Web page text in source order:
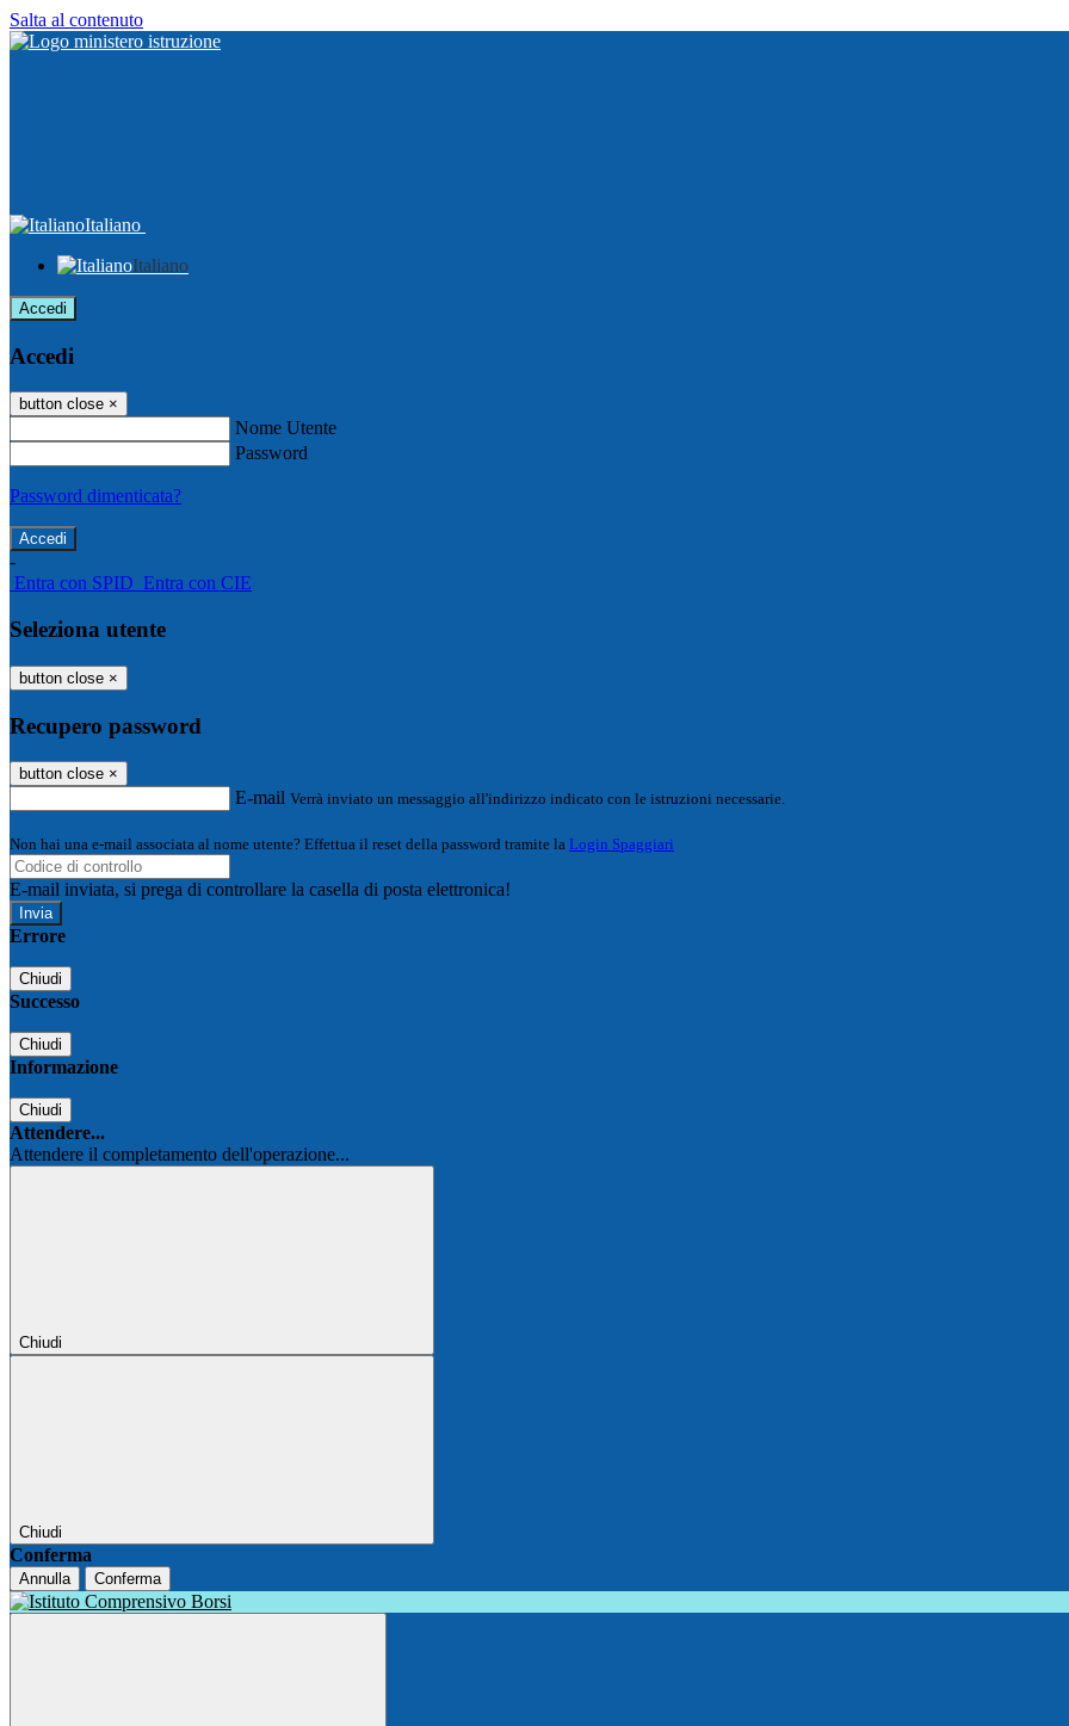
Salta al contenuto
Italiano
Italiano
Accedi
Accedi
button close ×
Nome Utente
Password
Password dimenticata?
-
Entra con SPID Entra con CIE
Seleziona utente
button close ×
Recupero password
button close ×
E-mail Verrà inviato un messaggio all'indirizzo indicato con le istruzioni necessarie.
Non hai una e-mail associata al nome utente? Effettua il reset della password tramite la Login Spaggiari
E-mail inviata, si prega di controllare la casella di posta elettronica!
Errore
Chiudi
Successo
Chiudi
Informazione
Chiudi
Attendere...
Attendere il completamento dell'operazione...
Chiudi
Chiudi
Conferma
Annulla Conferma